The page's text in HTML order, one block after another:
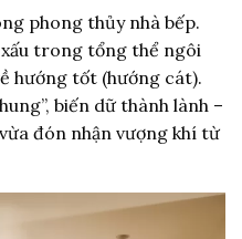
phong thủy nhà bếp.
trong tổng thể ngôi
hướng tốt (hướng cát).
biến dữ thành lành –
đón nhận vượng khí từ